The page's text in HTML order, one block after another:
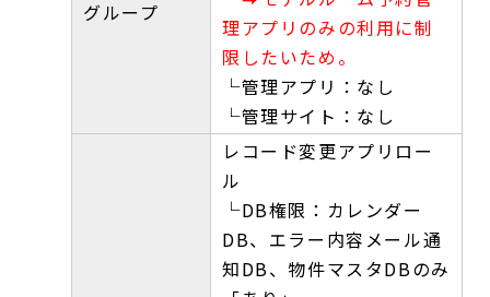
グループ
理アプリのみの利用に制
限したいため。
└管理アプリ：なし
└管理サイト：なし
レコード変更アプリロー
ル
└DB権限：カレンダー
DB、エラー内容メール通
知DB、物件マスタDBのみ